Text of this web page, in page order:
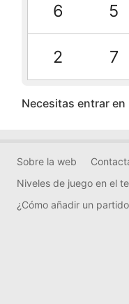
6 5
2 7
Necesitas entrar
Sobre la web
Niveles de juego en el
¿Cómo añadir un